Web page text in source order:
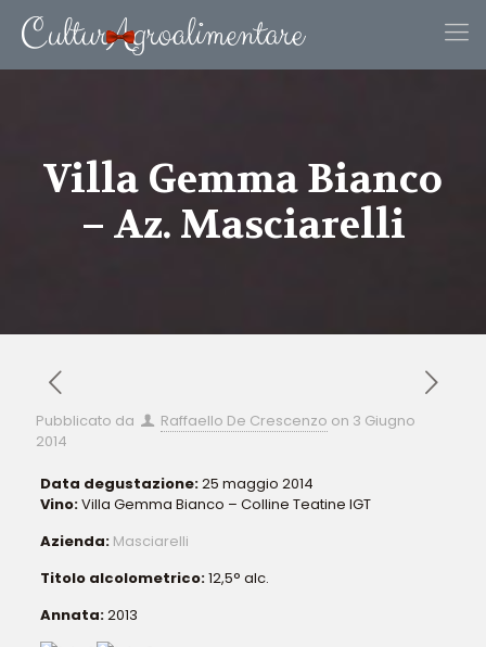
Villa Gemma Bianco
– Az. Masciarelli
Pubblicato da Raffaello De Crescenzo on 3 Giugno
2014
Data degustazione:25 maggio 2014
Vino:Villa Gemma Bianco – Colline Teatine IGT
Azienda: Masciarelli
Titolo alcolometrico:12,5° alc.
Annata:2013